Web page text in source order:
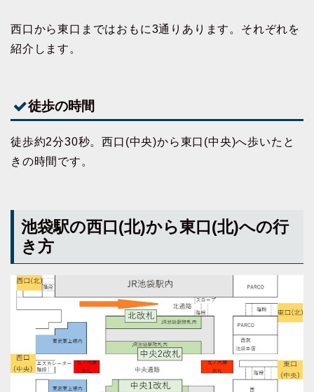
西口から東口まではおもに3通りあります。それぞれを
紹介します。
徒歩の時間
徒歩約2分30秒。西口(中央)から東口(中央)へ歩いたと
きの時間です。
池袋駅の西口(北)から東口(北)への行
き方